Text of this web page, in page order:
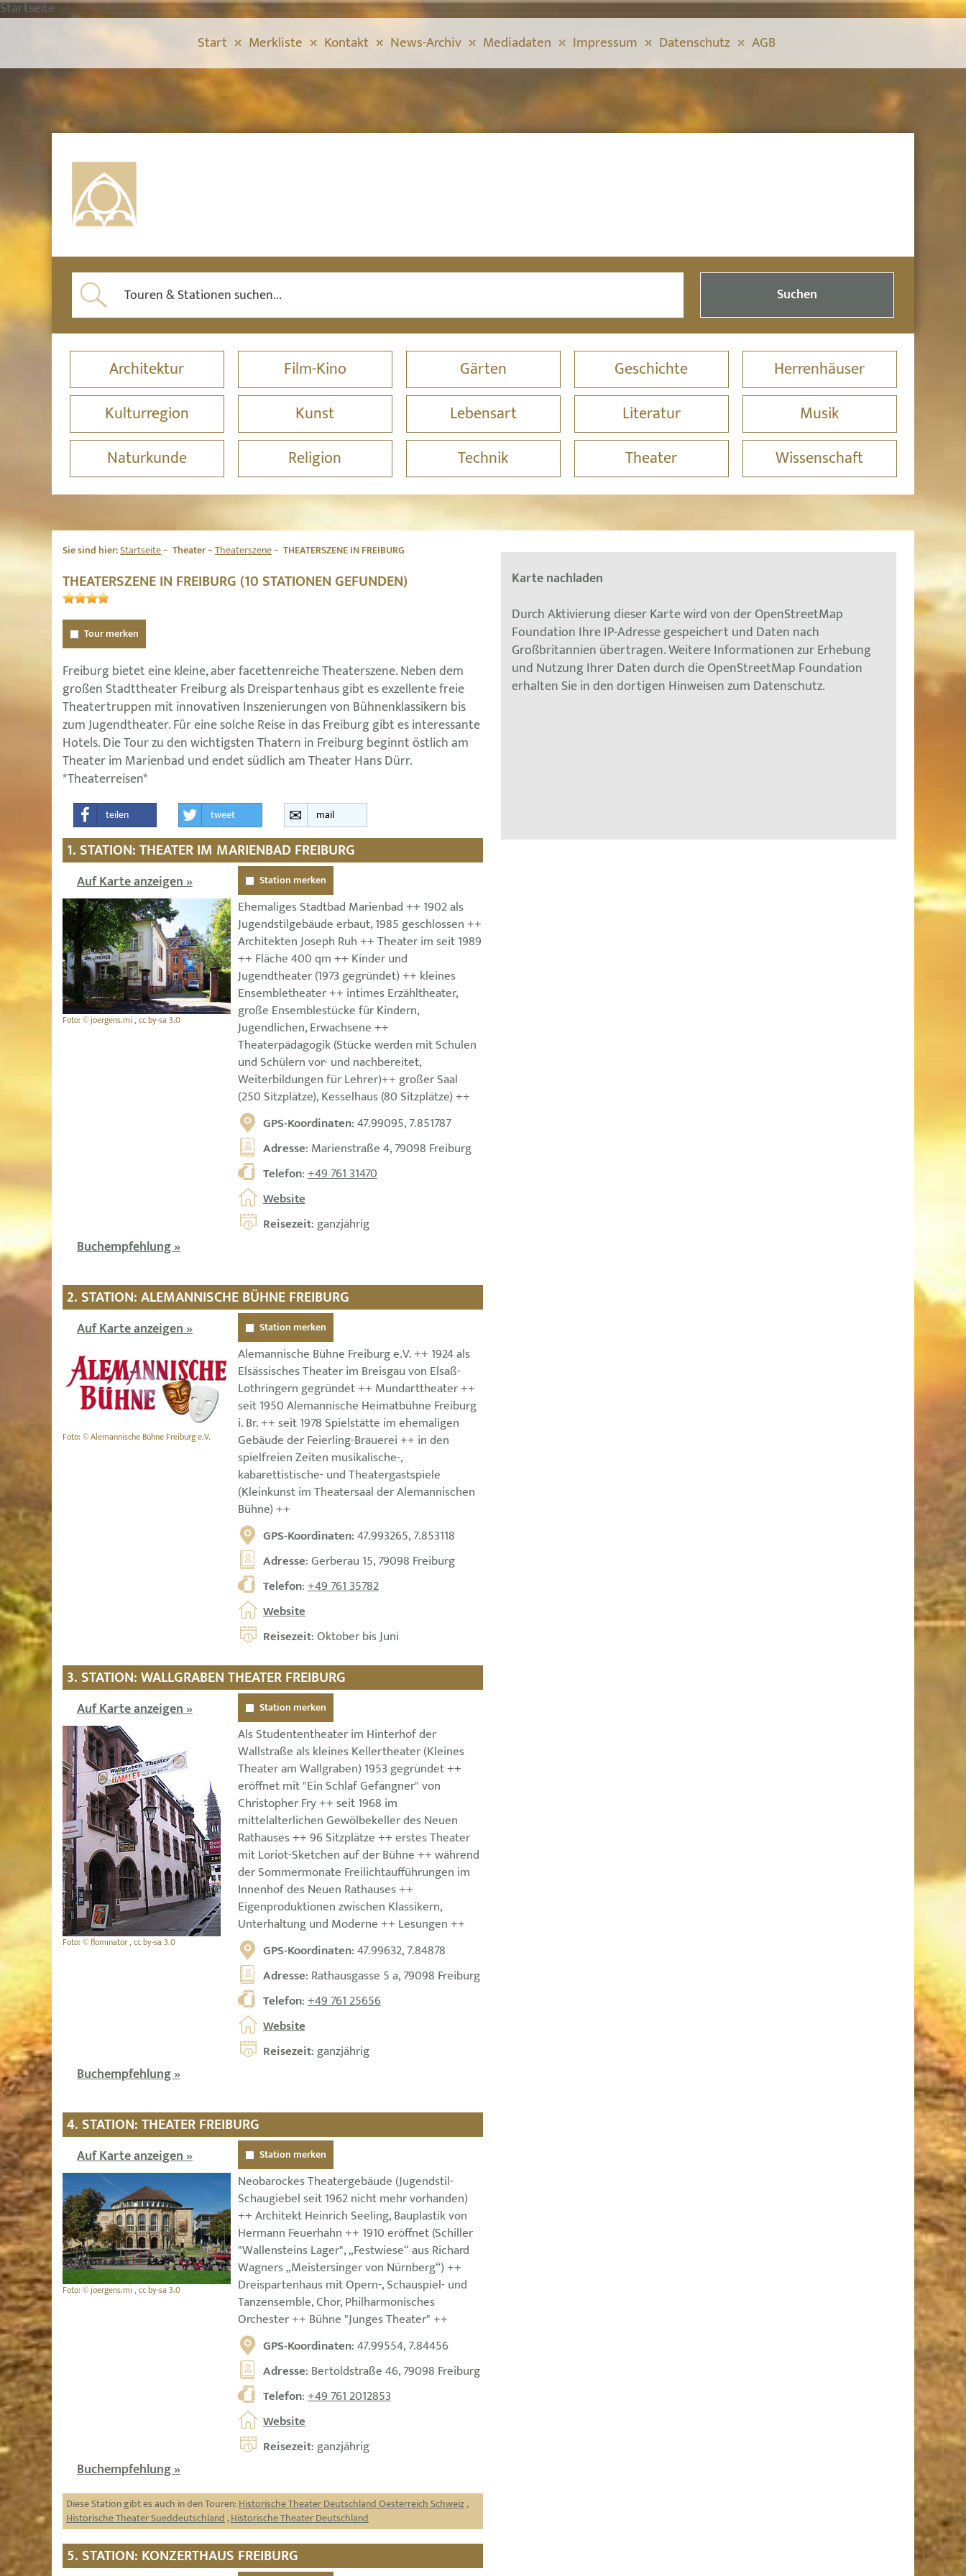
Startseite
Start Merkliste Kontakt News-Archiv Mediadaten Impressum Datenschutz AGB
Suchen
Architektur Film-Kino Gärten Geschichte
Herrenhäuser
Kulturregion
Kunst Lebensart Literatur
Musik
Naturkunde
Religion Technik Theater Wissenschaft
Sie sind hier:Startseite Theater Theaterszene THEATERSZENE IN FREIBURG
THEATERSZENE IN FREIBURG (10 STATIONEN GEFUNDEN)
Tour merken
Freiburg bietet eine kleine, aber facettenreiche Theaterszene. Neben dem
großen Stadttheater Freiburg als Dreispartenhaus gibt es exzellente freie
Theatertruppen mit innovativen Inszenierungen von Bühnenklassikern bis
zum Jugendtheater. Für eine solche Reise in das Freiburg gibt es interessante
Hotels. Die Tour zu den wichtigsten Thatern in Freiburg beginnt östlich am
Theater im Marienbad und endet südlich am Theater Hans Dürr.
*Theaterreisen*
teilen tweet mail
1. STATION: THEATER IM MARIENBAD FREIBURG
Auf Karte anzeigen »
Foto: © joergens.mi , cc by-sa 3.0
Station merken
Ehemaliges Stadtbad Marienbad ++ 1902 als
Jugendstilgebäude erbaut, 1985 geschlossen ++
Architekten Joseph Ruh ++ Theater im seit 1989
++ Fläche 400 qm ++ Kinder und
Jugendtheater (1973 gegründet) ++ kleines
Ensembletheater ++ intimes Erzähltheater,
große Ensemblestücke für Kindern,
Jugendlichen, Erwachsene ++
Theaterpädagogik (Stücke werden mit Schulen
und Schülern vor- und nachbereitet,
Weiterbildungen für Lehrer)++ großer Saal
(250 Sitzplätze), Kesselhaus (80 Sitzplätze) ++
GPS-Koordinaten: 47.99095, 7.851787
Adresse: Marienstraße 4, 79098 Freiburg
Telefon:+49 761 31470
Website
Reisezeit: ganzjährig
Buchempfehlung »
2. STATION: ALEMANNISCHE BÜHNE FREIBURG
Auf Karte anzeigen »
Foto: © Alemannische Bühne Freiburg e.V.
Station merken
Alemannische Bühne Freiburg e.V. ++ 1924 als
Elsässisches Theater im Breisgau von Elsaß-
Lothringern gegründet ++ Mundarttheater ++
seit 1950 Alemannische Heimatbühne Freiburg
i. Br. ++ seit 1978 Spielstätte im ehemaligen
Gebäude der Feierling-Brauerei ++ in den
spielfreien Zeiten musikalische-,
kabarettistische- und Theatergastspiele
(Kleinkunst im Theatersaal der Alemannischen
Bühne) ++
GPS-Koordinaten: 47.993265, 7.853118
Adresse: Gerberau 15, 79098 Freiburg
Telefon:+49 761 35782
Website
Reisezeit: Oktober bis Juni
3. STATION: WALLGRABEN THEATER FREIBURG
Auf Karte anzeigen »
Foto: © flominator , cc by-sa 3.0
Station merken
Als Studententheater im Hinterhof der
Wallstraße als kleines Kellertheater (Kleines
Theater am Wallgraben) 1953 gegründet ++
eröffnet mit "Ein Schlaf Gefangner" von
Christopher Fry ++ seit 1968 im
mittelalterlichen Gewölbekeller des Neuen
Rathauses ++ 96 Sitzplätze ++ erstes Theater
mit Loriot-Sketchen auf der Bühne ++ während
der Sommermonate Freilichtaufführungen im
Innenhof des Neuen Rathauses ++
Eigenproduktionen zwischen Klassikern,
Unterhaltung und Moderne ++ Lesungen ++
GPS-Koordinaten: 47.99632, 7.84878
Adresse: Rathausgasse 5 a, 79098 Freiburg
Telefon:+49 761 25656
Website
Reisezeit: ganzjährig
Buchempfehlung »
4. STATION: THEATER FREIBURG
Auf Karte anzeigen »
Foto: © joergens.mi , cc by-sa 3.0
Station merken
Neobarockes Theatergebäude (Jugendstil-
Schaugiebel seit 1962 nicht mehr vorhanden)
++ Architekt Heinrich Seeling, Bauplastik von
Hermann Feuerhahn ++ 1910 eröffnet (Schiller
"Wallensteins Lager", „Festwiese“ aus Richard
Wagners „Meistersinger von Nürnberg“) ++
Dreispartenhaus mit Opern-, Schauspiel- und
Tanzensemble, Chor, Philharmonisches
Orchester ++ Bühne "Junges Theater" ++
GPS-Koordinaten: 47.99554, 7.84456
Adresse: Bertoldstraße 46, 79098 Freiburg
Telefon:+49 761 2012853
Website
Reisezeit: ganzjährig
Buchempfehlung »
Diese Station gibt es auch in den Touren:Historische Theater Deutschland Oesterreich Schweiz,
Historische Theater Sueddeutschland,Historische Theater Deutschland
5. STATION: KONZERTHAUS FREIBURG
Karte nachladen
Durch Aktivierung dieser Karte wird von der OpenStreetMap
Foundation Ihre IP-Adresse gespeichert und Daten nach
Großbritannien übertragen. Weitere Informationen zur Erhebung
und Nutzung Ihrer Daten durch die OpenStreetMap Foundation
erhalten Sie in den dortigen Hinweisen zum Datenschutz.